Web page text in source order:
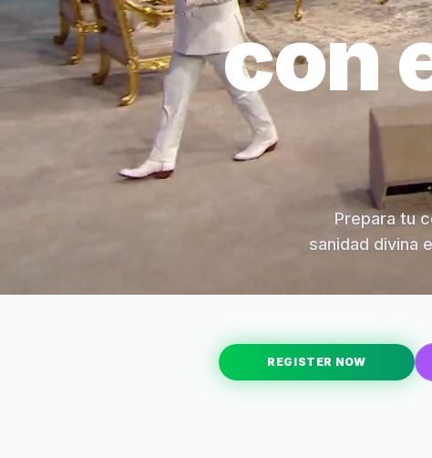
con
Prepara tu
sanidad divina
REGISTER NOW